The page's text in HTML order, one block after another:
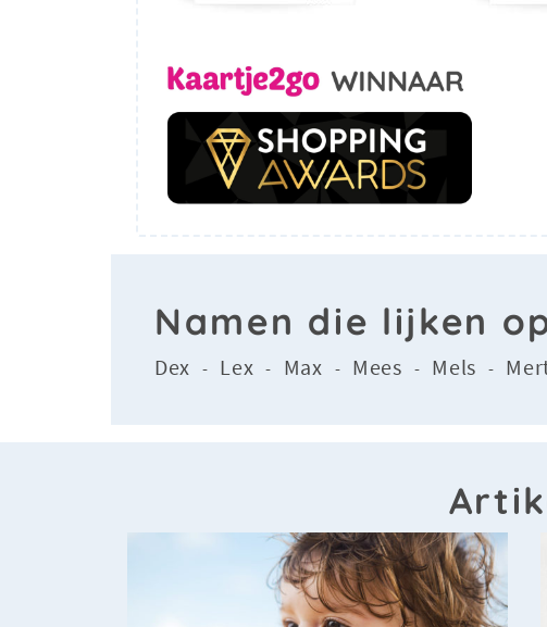
Namen die lijken
Dex - Lex - Max - Mees - Mels -